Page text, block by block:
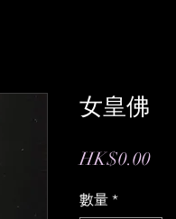
女皇佛
HK$0.00價
數量 *